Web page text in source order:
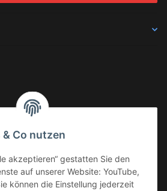
Co nutzen
akzeptieren“ gestatten Sie den
auf unserer Website: YouTube,
können die Einstellung jederzeit
13 bis 16 Uhr